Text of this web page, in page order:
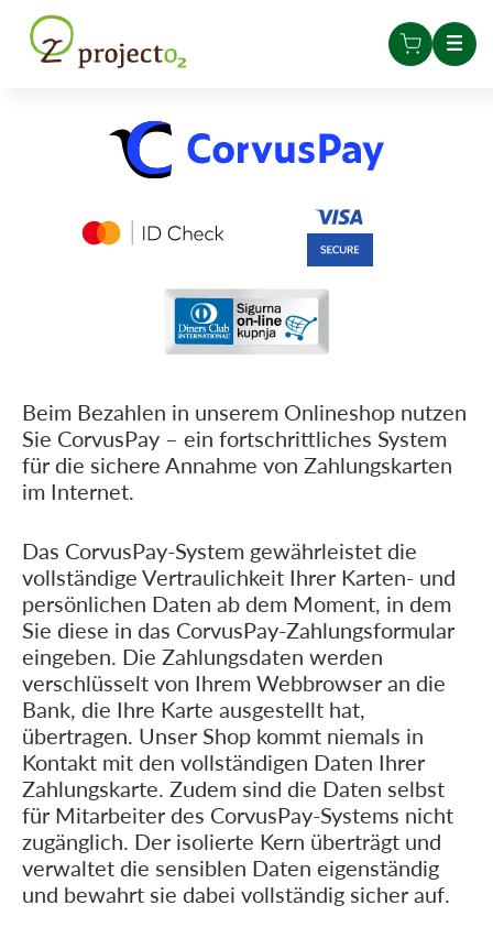
Beim Bezahlen in unserem Onlineshop nutzen
Sie CorvusPay – ein fortschrittliches System
für die sichere Annahme von Zahlungskarten
im Internet.
Das CorvusPay-System gewährleistet die
vollständige Vertraulichkeit Ihrer Karten- und
persönlichen Daten ab dem Moment, in dem
Sie diese in das CorvusPay-Zahlungsformular
eingeben. Die Zahlungsdaten werden
verschlüsselt von Ihrem Webbrowser an die
Bank, die Ihre Karte ausgestellt hat,
übertragen. Unser Shop kommt niemals in
Kontakt mit den vollständigen Daten Ihrer
Zahlungskarte. Zudem sind die Daten selbst
für Mitarbeiter des CorvusPay-Systems nicht
zugänglich. Der isolierte Kern überträgt und
verwaltet die sensiblen Daten eigenständig
und bewahrt sie dabei vollständig sicher auf.